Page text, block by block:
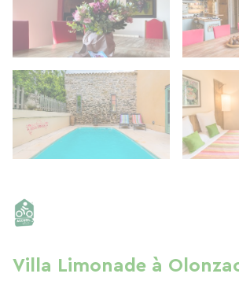
Villa Limonade à